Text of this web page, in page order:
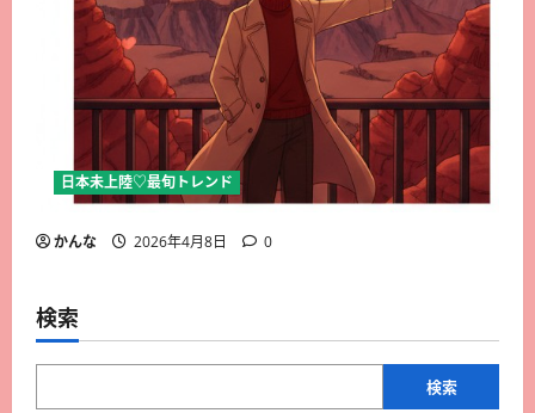
日本未上陸♡最旬トレンド
かんな 2026年4月8日 0
検索
検索